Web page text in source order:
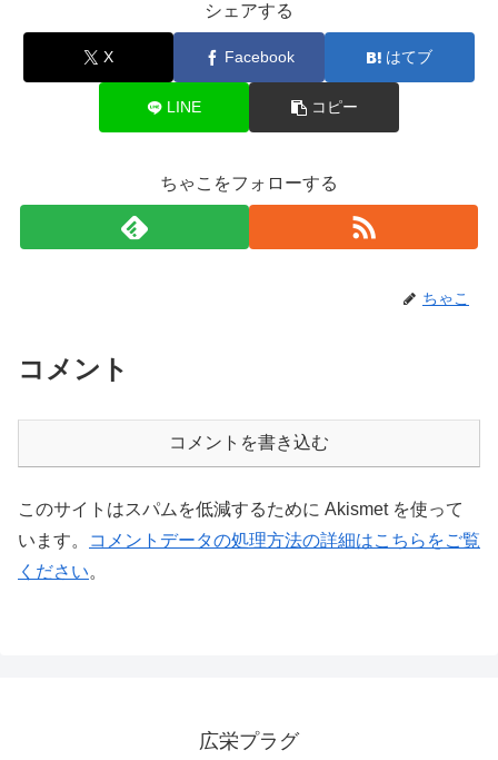
シェアする
X Facebook はてブ
LINE コピー
ちゃこをフォローする
ちゃこ
コメント
コメントを書き込む
このサイトはスパムを低減するために Akismet を使って
います。
コメントデータの処理方法の詳細はこちらをご覧
ください。
広栄プラグ